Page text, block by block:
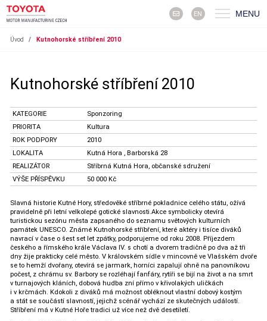
EN MENU
Úvod / Kutnohorské stříbření 2010
Kutnohorské stříbření 2010
KATEGORIE
Sponzoring
PRIORITA
Kultura
ROK PODPORY
2010
LOKALITA
Kutná Hora , Barborská 28
REALIZÁTOR
Stříbrná Kutná Hora, občanské sdružení
VÝŠE PŘÍSPĚVKU
50 000 Kč
Slavná historie Kutné Hory, středověké stříbrné pokladnice celého státu, ožívá
pravidelně při letní velkolepé gotické slavnosti.Akce symbolicky otevírá
turistickou sezónu města zapsaného do seznamu světových kulturních
památek UNESCO. Známé Kutnohorské stříbření, které aktéry i tisíce diváků
navrací v čase o šest set let zpátky, podporujeme od roku 2008. Příjezdem
českého a římského krále Václava IV. s chotí a dvorem tradičně po dva až tři
dny žije prakticky celé město. V královském sídle v mincovně ve Vlašském dvoře
se to hemží dvořany, otevírá se jarmark, horníci zapalují ohně na panovníkovu
počest, z chrámu sv. Barbory se rozléhají fanfáry, rytíři se bijí na život a na smrt
v turnajových kláních, dobová hudba zní přímo v křivolakých uličkách
i v krčmách. Kdokoli z diváků má možnost obléknout vlastní dobový kostým
a stát se součástí slavností, jejichž scénář vychází ze skutečných událostí.
Stříbření má v Kutné Hoře tradici už více než dvě desetiletí.